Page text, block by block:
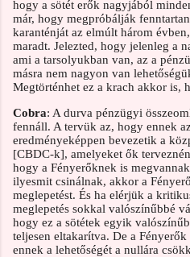
hogy a sötét erők nagyjából
már, hogy megpróbálják
karanténját az elmúlt három
maradt. Jelezted, hogy jelenleg a
ami a tarsolyukban van, az a
másra nem nagyon van
Megtörténhet ez a krach akkor is,
Cobra: A durva pénzügyi
fennáll. A tervük az, hogy ennek
eredményeképpen bevezetik a
[CBDC-k], amelyeket ők
hogy a Fényerőknek is
ilyesmit csinálnak, akkor a
meglepetést. És ha elérjük a
meglepetés sokkal valószínűbbé
hogy ez a sötétek egyik
teljesen eltakarítva. De a
ennek a lehetőségét a nullára